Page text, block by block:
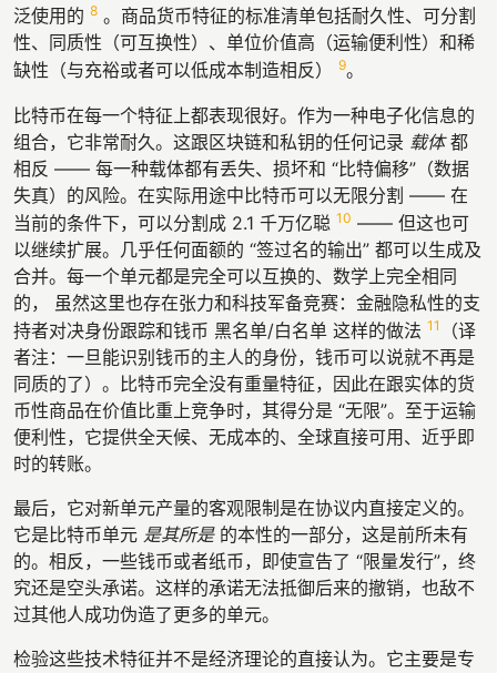
泛使用的 8 。商品货币特征的标准清单包括耐久性、可分割
性、同质性（可互换性）、单位价值高（运输便利性）和稀
缺性（与充裕或者可以低成本制造相反）
9。
比特币在每一个特征上都表现很好。作为一种电子化信息的
组合，它非常耐久。这跟区块链和私钥的任何记录 载体都
相反 —— 每一种载体都有丢失、损坏和 “比特偏移”（数据
失真）的风险。在实际用途中比特币可以无限分割 —— 在
当前的条件下，可以分割成 2.1 千万亿聪 10 —— 但这也可
以继续扩展。几乎任何面额的 “签过名的输出” 都可以生成及
合并。每一个单元都是完全可以互换的、数学上完全相同
的， 虽然这里也存在张力和科技军备竞赛：金融隐私性的支
持者对决身份跟踪和钱币 黑名单/白名单 这样的做法 11
（译
者注：一旦能识别钱币的主人的身份，钱币可以说就不再是
同质的了）。比特币完全没有重量特征，因此在跟实体的货
币性商品在价值比重上竞争时，其得分是 “无限”。至于运输
便利性，它提供全天候、无成本的、全球直接可用、近乎即
时的转账。
最后，它对新单元产量的客观限制是在协议内直接定义的。
它是比特币单元 是其所是的本性的一部分，这是前所未有
的。相反，一些钱币或者纸币，即使宣告了 “限量发行”，终
究还是空头承诺。这样的承诺无法抵御后来的撤销，也敌不
过其他人成功伪造了更多的单元。
检验这些技术特征并不是经济理论的直接认为。它主要是专